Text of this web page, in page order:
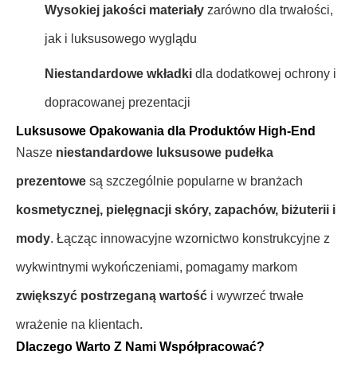
Wysokiej jakości materiały zarówno dla trwałości,
jak i luksusowego wyglądu
Niestandardowe wkładki dla dodatkowej ochrony i
dopracowanej prezentacji
Luksusowe Opakowania dla Produktów High-End
Nasze niestandardowe luksusowe pudełka
prezentowe są szczególnie popularne w branżach
kosmetycznej, pielęgnacji skóry, zapachów, biżuterii i
mody. Łącząc innowacyjne wzornictwo konstrukcyjne z
wykwintnymi wykończeniami, pomagamy markom
zwiększyć postrzeganą wartość i wywrzeć trwałe
wrażenie na klientach.
Dlaczego Warto Z Nami Współpracować?